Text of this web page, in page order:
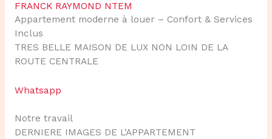
FRANCK RAYMOND NTEM
Appartement moderne à louer – Confort & Services
Inclus
TRES BELLE MAISON DE LUX NON LOIN DE LA
ROUTE CENTRALE
Whatsapp
Notre travail
DERNIERE IMAGES DE L'APPARTEMENT